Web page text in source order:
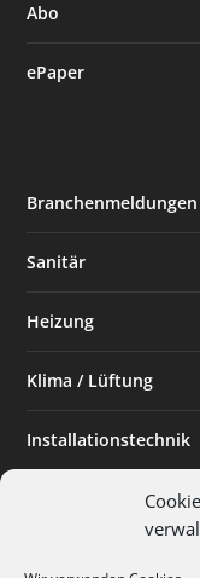
Abo
ePaper
Branchenmeldungen
Sanitär
Heizung
Klima / Lüftung
Installationstechnik
Planen & Bauen